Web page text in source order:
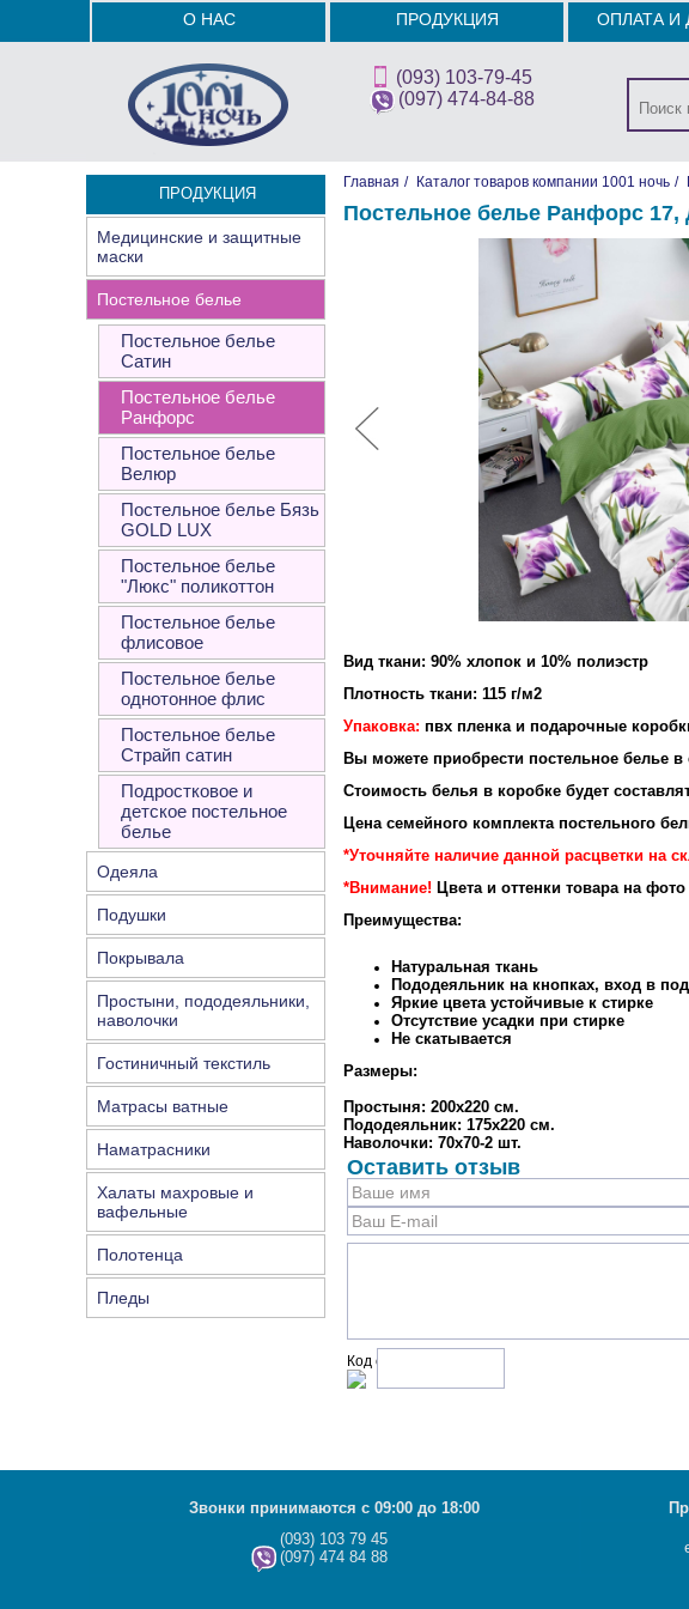
О НАС ПРОДУКЦИЯ ОПЛАТА И
(093) 103-79-45
(097) 474-84-88
ПРОДУКЦИЯ
Медицинские и защитные
маски
Постельное белье
Постельное белье
Сатин
Постельное белье
Ранфорс
Постельное белье
Велюр
Постельное белье Бязь
GOLD LUX
Постельное белье
"Люкс" поликоттон
Постельное белье
флисовое
Постельное белье
однотонное флис
Постельное белье
Страйп сатин
Подростковое и
детское постельное
белье
Одеяла
Подушки
Покрывала
Простыни, пододеяльники,
наволочки
Гостиничный текстиль
Матрасы ватные
Наматрасники
Халаты махровые и
вафельные
Полотенца
Пледы
Главная / Каталог товаров компании 1001 ночь /
Постельное белье Ранфорс 17,
Вид ткани: 90% хлопок и 10% полиэстр
Плотность ткани: 115 г/м2
Упаковка: пвх пленка и подарочные
Вы можете приобрести постельное белье
Стоимость белья в коробке будет
Цена семейного комплекта постельного
*Уточняйте наличие данной расцветки на
*Внимание! Цвета и оттенки товара на
Преимущества:
Натуральная ткань
Пододеяльник на кнопках, вход в
Яркие цвета устойчивые к стирке
Отсутствие усадки при стирке
Не скатывается
Размеры:
Простыня: 200х220 см.
Пододеяльник: 175х220 см.
Наволочки: 70х70-2 шт.
Оставить отзыв
Код с рисунка:
Звонки принимаются с 09:00 до 18:00
(093) 103 79 45
(097) 474 84 88